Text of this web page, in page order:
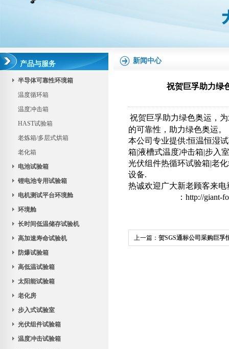
产品与服务
半导体可靠性环境箱
温度循环箱
温度冲击箱
HAST试验箱
老炼箱/多层式烘箱
老化箱
电池试验箱
锂电池专用试验箱
电机测试平台环境舱
环境舱
长时间低温储存试验机
高加速寿命试验机
防爆试验箱
高低温试验箱
太阳能试验箱
老化房
步入式试验室
光伏组件试验箱
温度冲击试验箱
新闻中心
祝贺巨孚助力绿
祝贺巨孚助力绿色奥运，
的可靠性，助力绿色奥运。
本公司专业提供:恒温恒湿
箱|液槽式温度冲击箱|步入
光伏组件热循环试验箱|老
设备.
热诚欢迎广大新老顾客来电
：http://giant-
上一篇：贺SGS通标公司采购巨孚